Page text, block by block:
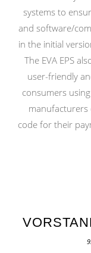
systems to
and software/
in the initial
The EVA EPS
user-friendly
consumers
manufacturers
code for their